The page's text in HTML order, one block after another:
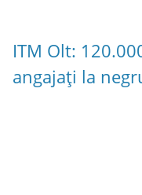
ITM Olt:
angajați la